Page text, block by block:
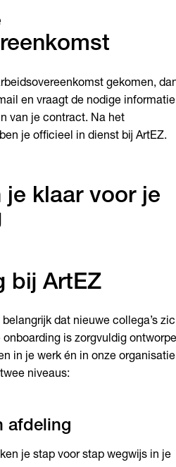
gekomen,
en vraagt de nodige informatie
van je contract. Na het
je officieel in dienst bij ArtEZ.
je klaar voor je
bij ArtEZ
dat nieuwe collega’s
is zorgvuldig
in je werk én in onze
niveaus:
afdeling
je stap voor stap wegwijs in je